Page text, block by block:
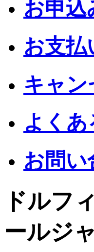
お申込
お支払
キャン
よく
お問い
ドルフ
ールジ